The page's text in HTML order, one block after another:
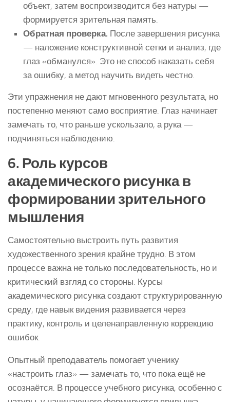
объект, затем воспроизводится без натуры —
формируется зрительная память.
Обратная проверка. После завершения рисунка
— наложение конструктивной сетки и анализ, где
глаз «обманулся». Это не способ наказать себя
за ошибку, а метод научить видеть честно.
Эти упражнения не дают мгновенного результата, но
постепенно меняют само восприятие. Глаз начинает
замечать то, что раньше ускользало, а рука —
подчиняться наблюдению.
6. Роль курсов
академического рисунка в
формировании зрительного
мышления
Самостоятельно выстроить путь развития
художественного зрения крайне трудно. В этом
процессе важна не только последовательность, но и
критический взгляд со стороны. Курсы
академического рисунка создают структурированную
среду, где навык видения развивается через
практику, контроль и целенаправленную коррекцию
ошибок.
Опытный преподаватель помогает ученику
«настроить глаз» — замечать то, что пока ещё не
осознаётся. В процессе учебного рисунка, особенно с